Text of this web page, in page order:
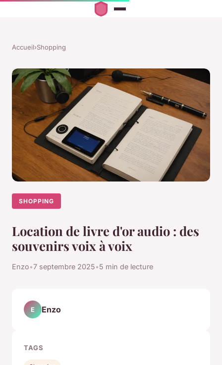
Accueil›Shopping
SHOPPING
Location de livre d'or audio : des
souvenirs voix à voix
Enzo•7 septembre 2025•5 min de lecture
E Enzo
TAGS